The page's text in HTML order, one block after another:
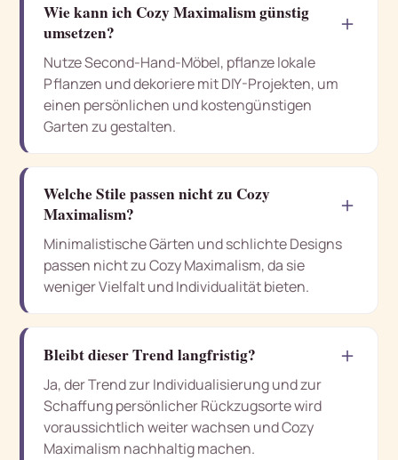
Wie kann ich Cozy Maximalism günstig
umsetzen?
＋
Nutze Second-Hand-Möbel, pflanze lokale
Pflanzen und dekoriere mit DIY-Projekten, um
einen persönlichen und kostengünstigen
Garten zu gestalten.
Welche Stile passen nicht zu Cozy
Maximalism?
＋
Minimalistische Gärten und schlichte Designs
passen nicht zu Cozy Maximalism, da sie
weniger Vielfalt und Individualität bieten.
Bleibt dieser Trend langfristig? ＋
Ja, der Trend zur Individualisierung und zur
Schaffung persönlicher Rückzugsorte wird
voraussichtlich weiter wachsen und Cozy
Maximalism nachhaltig machen.